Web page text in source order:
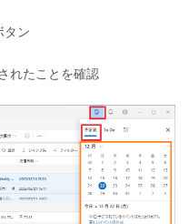
タン
れたことを確認